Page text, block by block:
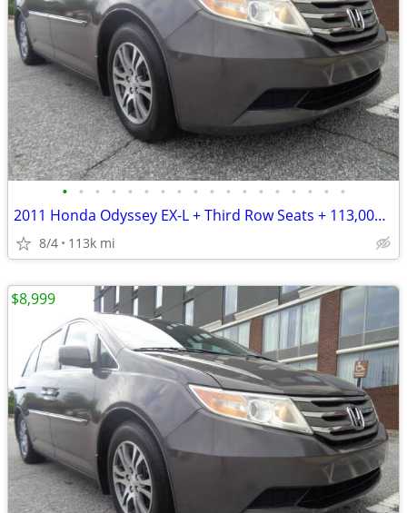
• • • • • • • • • • • • • • • • • •
2011 Honda Odyssey EX-L + Third Row Seats + 113,000 Miles
8/4 113k mi
$8,999